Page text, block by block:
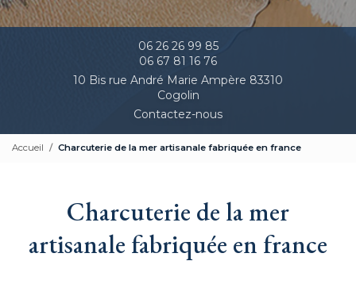
06 26 26 99 85
06 67 81 16 76
10 Bis rue André Marie Ampère 83310
Cogolin
Contactez-nous
Accueil Charcuterie de la mer artisanale fabriquée en france
Charcuterie de la mer
artisanale fabriquée en france